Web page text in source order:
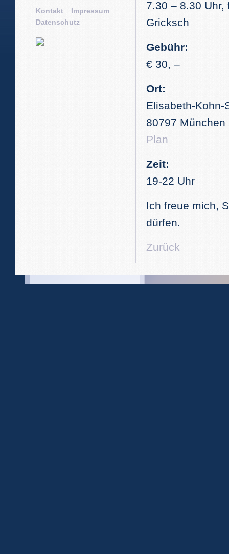
Kontakt
Impressum
Datenschutz
7.30 – 8.30
Gricksch
Gebühr:
€ 30, –
Ort:
Elisabeth-Kohn-
80797 München
Plan
Zeit:
19-22 Uhr
Ich freue mich,
dürfen.
Zurück